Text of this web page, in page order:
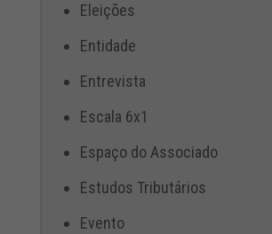
Eleições
Entidade
Entrevista
Escala 6x1
Espaço do Associado
Estudos Tributários
Evento